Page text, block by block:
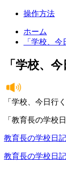
操作方法
ホーム
「学校、
「学校、
「学校、今日行
「教育長の学校
教育長の学校日記
教育長の学校日記